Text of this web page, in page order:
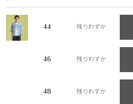
44 残りわずか
46 残りわずか
48 残りわずか